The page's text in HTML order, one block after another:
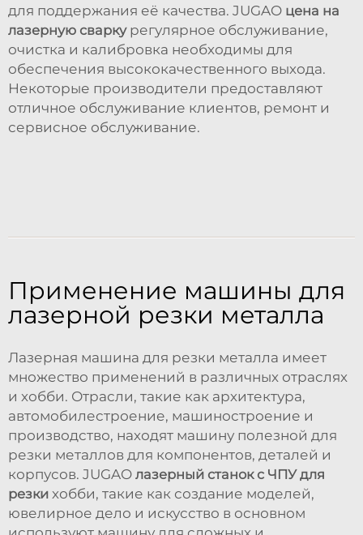
для поддержания её качества. JUGAO цена на
лазерную сварку регулярное обслуживание,
очистка и калибровка необходимы для
обеспечения высококачественного выхода.
Некоторые производители предоставляют
отличное обслуживание клиентов, ремонт и
сервисное обслуживание.
Применение машины для
лазерной резки металла
Лазерная машина для резки металла имеет
множество применений в различных отраслях
и хобби. Отрасли, такие как архитектура,
автомобилестроение, машиностроение и
производство, находят машину полезной для
резки металлов для компонентов, деталей и
корпусов. JUGAO лазерный станок с ЧПУ для
резки хобби, такие как создание моделей,
ювелирное дело и искусство в основном